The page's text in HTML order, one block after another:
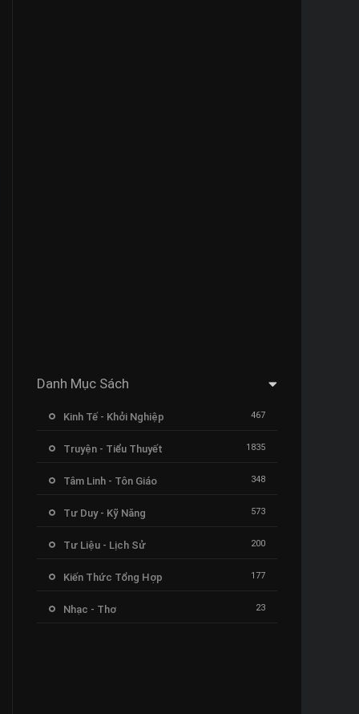
Danh Mục Sách
Kinh Tế - Khởi Nghiệp 467
Truyện - Tiểu Thuyết 1835
Tâm Linh - Tôn Giáo 348
Tư Duy - Kỹ Năng 573
Tư Liệu - Lịch Sử 200
Kiến Thức Tổng Hợp 177
Nhạc - Thơ 23